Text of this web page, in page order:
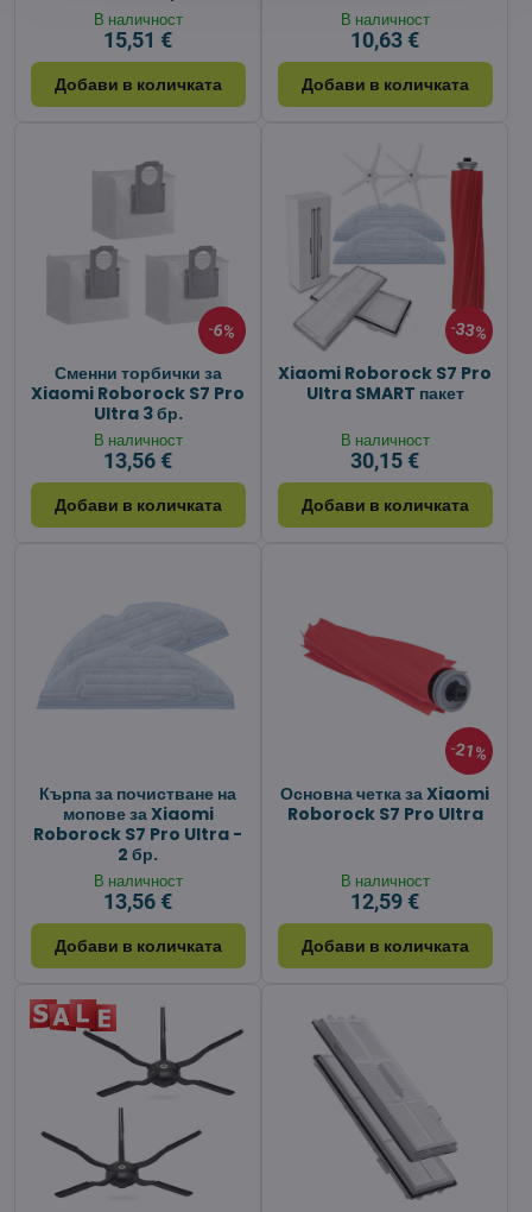
В наличност
15,51 €
Добави в количката
В наличност
10,63 €
Добави в количката
6%
Сменни торбички за
Xiaomi Roborock S7 Pro
Ultra 3 бр.
В наличност
13,56 €
Добави в количката
33%
Xiaomi Roborock S7 Pro
Ultra SMART пакет
В наличност
30,15 €
Добави в количката
Кърпа за почистване на
мопове за Xiaomi
Roborock S7 Pro Ultra -
2 бр.
В наличност
13,56 €
Добави в количката
21%
Основна четка за Xiaomi
Roborock S7 Pro Ultra
В наличност
12,59 €
Добави в количката